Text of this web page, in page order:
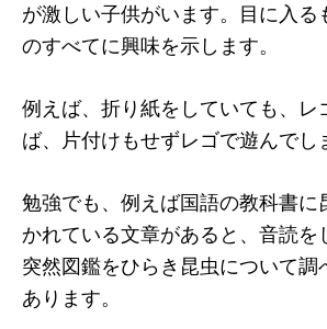
が激しい子供がいます。目に入る
のすべてに興味を示します。
例えば、折り紙をしていても、レ
ば、片付けもせずレゴで遊んでし
勉強でも、例えば国語の教科書に
かれている文章があると、音読を
突然図鑑をひらき昆虫について調
あります。